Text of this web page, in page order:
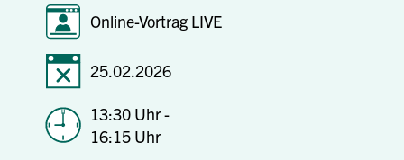
Online-Vortrag LIVE
25.02.2026
13:30 Uhr -
16:15 Uhr